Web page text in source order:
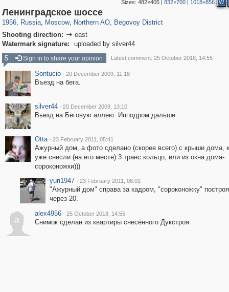
Sizes: 482×405| 832×700| 1018×856 W
Ленинградское шоссе
1956, Russia
1,406,683 29,243
, Moscow
319,864 8,286
, Northern AO
22,539 598
, Begovoy District
Shooting direction:  east
Watermark signature:
uploaded by silver44
5
Sign in to share your opinion Latest comment: 25 October 2018, 14:55
Sontucio · 20 December 2009, 11:18
Въезд на бега.
silver44 · 20 December 2009, 13:10
Вьезд на Беговую аллею. Ипподром дальше.
Otta · 23 February 2011, 05:41
Ажурный дом, а фото сделано (скорее всего) с крыши дома,
уже снесли (на его месте) 3 транс.кольцо, или из окна дома-
сороконожки)))
yuri1947 · 23 February 2011, 06:01
"Ажурный дом" справа за кадром, "сороконожку"
через 20.
a
alex4956 · 25 October 2018, 14:55
Снимок сделан из квартиры снесённого Дукстроя